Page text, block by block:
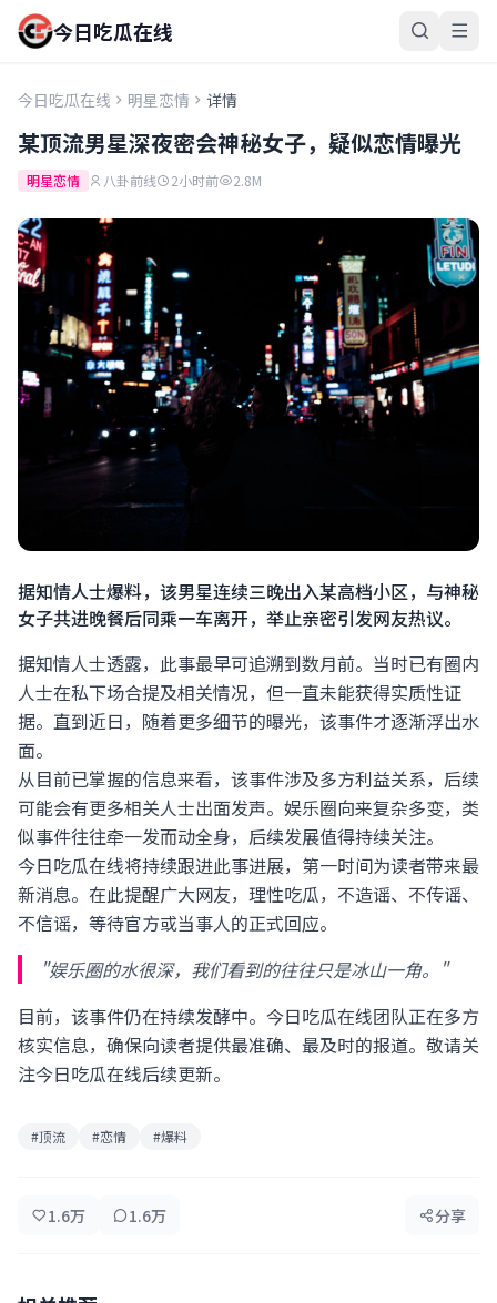
今日吃瓜在线
今日吃瓜在线 明星恋情 详情
某顶流男星深夜密会神秘女子，疑似恋情曝光
明星恋情 八卦前线 2小时前 2.8M
据知情人士爆料，该男星连续三晚出入某高档小区，与神秘
女子共进晚餐后同乘一车离开，举止亲密引发网友热议。
据知情人士透露，此事最早可追溯到数月前。当时已有圈内
人士在私下场合提及相关情况，但一直未能获得实质性证
据。直到近日，随着更多细节的曝光，该事件才逐渐浮出水
面。
从目前已掌握的信息来看，该事件涉及多方利益关系，后续
可能会有更多相关人士出面发声。娱乐圈向来复杂多变，类
似事件往往牵一发而动全身，后续发展值得持续关注。
今日吃瓜在线将持续跟进此事进展，第一时间为读者带来最
新消息。在此提醒广大网友，理性吃瓜，不造谣、不传谣、
不信谣，等待官方或当事人的正式回应。
"娱乐圈的水很深，我们看到的往往只是冰山一角。"
目前，该事件仍在持续发酵中。今日吃瓜在线团队正在多方
核实信息，确保向读者提供最准确、最及时的报道。敬请关
注今日吃瓜在线后续更新。
#顶流 #恋情 #爆料
1.6万 1.6万 分享